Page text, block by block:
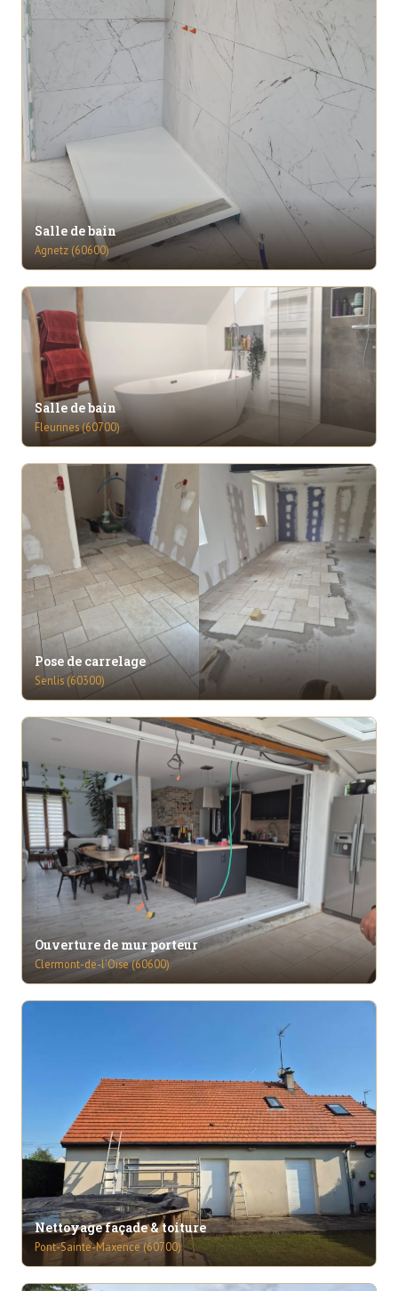
Salle de bain
Agnetz (60600)
Salle de bain
Fleurines (60700)
Pose de carrelage
Senlis (60300)
Ouverture de mur porteur
Clermont-de-l'Oise (60600)
Nettoyage façade & toiture
Pont-Sainte-Maxence (60700)